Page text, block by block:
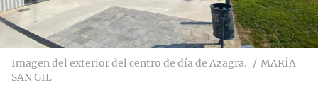
Imagen del exterior del centro de día de Azagra.
MARÍA
SAN GIL